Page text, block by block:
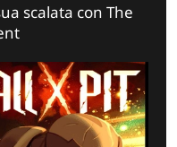
scalata con The